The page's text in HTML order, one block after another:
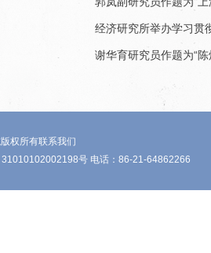
经济研究所举办学习贯
谢华育研究员作题为“
权所有联系我们
号 电话：86-21-64862266